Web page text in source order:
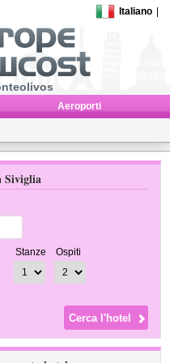
Italiano
Aeroporti
Siviglia
Stanze Ospiti